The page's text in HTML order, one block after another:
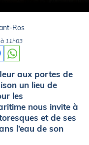
Ros
11h03
aux portes de
un lieu de
les
nous invite à
et de ses
l’eau de son